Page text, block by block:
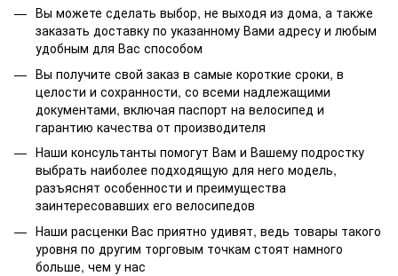
Вы можете сделать выбор, не выходя из дома, а также
заказать доставку по указанному Вами адресу и любым
удобным для Вас способом
Вы получите свой заказ в самые короткие сроки, в
целости и сохранности, со всеми надлежащими
документами, включая паспорт на велосипед и
гарантию качества от производителя
Наши консультанты помогут Вам и Вашему подростку
выбрать наиболее подходящую для него модель,
разъяснят особенности и преимущества
заинтересовавших его велосипедов
Наши расценки Вас приятно удивят, ведь товары такого
уровня по другим торговым точкам стоят намного
больше, чем у нас